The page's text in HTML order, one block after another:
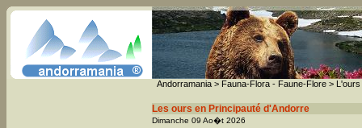
Andorramania > Fauna-Flora - Faune-Flore > L'ours
Les ours en Principauté d'Andorre
Dimanche 09 Ao�t 2026